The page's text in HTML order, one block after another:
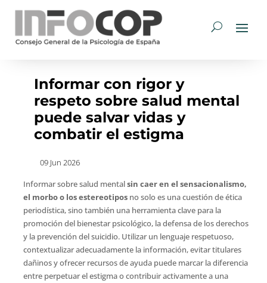
Informar con rigor y
respeto sobre salud mental
puede salvar vidas y
combatir el estigma
09 Jun 2026
Informar sobre salud mentalsin caer en el sensacionalismo,
el morbo o los estereotiposno solo es una cuestión de ética
periodística, sino también una herramienta clave para la
promoción del bienestar psicológico, la defensa de los derechos
y la prevención del suicidio. Utilizar un lenguaje respetuoso,
contextualizar adecuadamente la información, evitar titulares
dañinos y ofrecer recursos de ayuda puede marcar la diferencia
entre perpetuar el estigma o contribuir activamente a una